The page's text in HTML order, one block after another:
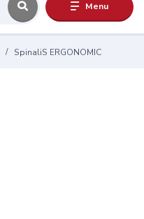
Menu
SpinaliS ERGONOMIC